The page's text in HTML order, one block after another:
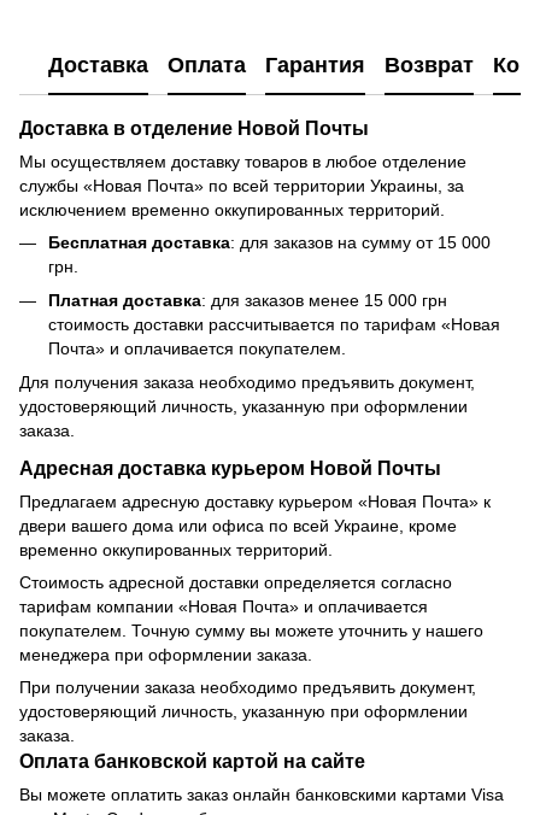
Доставка Оплата Гарантия Возврат
Доставка в отделение Новой Почты
Мы осуществляем доставку товаров в любое отделение
службы «Новая Почта» по всей территории Украины, за
исключением временно оккупированных территорий.
Бесплатная доставка: для заказов на сумму от 15 000
грн.
Платная доставка: для заказов менее 15 000 грн
стоимость доставки рассчитывается по тарифам «Новая
Почта» и оплачивается покупателем.
Для получения заказа необходимо предъявить документ,
удостоверяющий личность, указанную при оформлении
заказа.
Адресная доставка курьером Новой Почты
Предлагаем адресную доставку курьером «Новая Почта» к
двери вашего дома или офиса по всей Украине, кроме
временно оккупированных территорий.
Стоимость адресной доставки определяется согласно
тарифам компании «Новая Почта» и оплачивается
покупателем. Точную сумму вы можете уточнить у нашего
менеджера при оформлении заказа.
При получении заказа необходимо предъявить документ,
удостоверяющий личность, указанную при оформлении
заказа.
Оплата банковской картой на сайте
Вы можете оплатить заказ онлайн банковскими картами Visa